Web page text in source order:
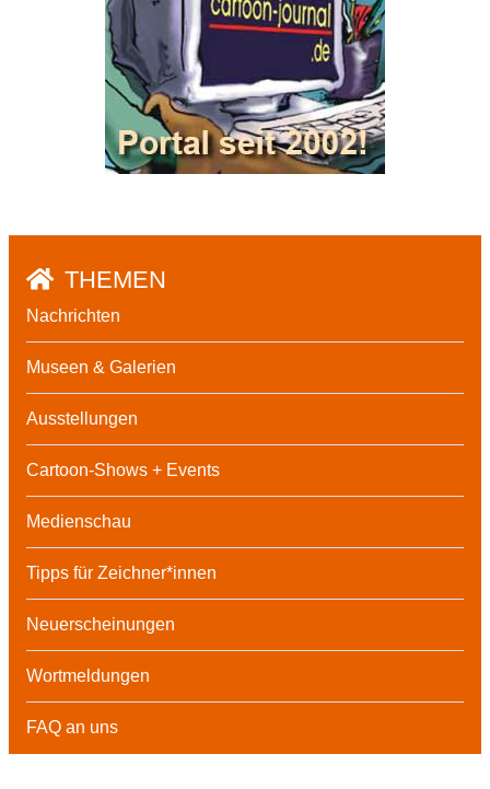
THEMEN
Nachrichten
Museen & Galerien
Ausstellungen
Cartoon-Shows + Events
Medienschau
Tipps für Zeichner*innen
Neuerscheinungen
Wortmeldungen
FAQ an uns